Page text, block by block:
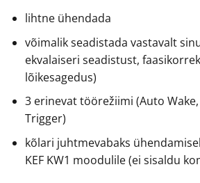
lihtne ühendada
võimalik seadistada vastavalt
ekvalaiseri seadistust,
lõikesagedus)
3 erinevat töörežiimi (Auto Wake,
Trigger)
kõlari juhtmevabaks
KEF KW1 moodulile (ei sisaldu